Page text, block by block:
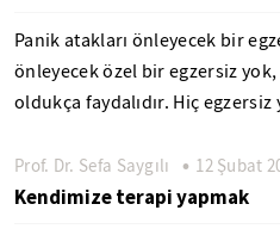
Panik atakları önleyecek bir egzersiz var
önleyecek özel bir egzersiz
oldukça faydalıdır. Hiç
Prof. Dr. Sefa Saygılı 12 Şubat
Kendimize terapi yapmak